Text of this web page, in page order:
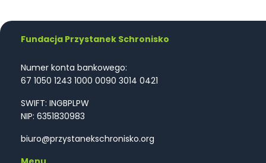
Fundacja Przystanek Schronisko
Numer konta bankowego:
67 1050 1243 1000 0090 3014 0421
SWIFT: INGBPLPW
NIP: 6351830983
biuro@przystanekschronisko.org